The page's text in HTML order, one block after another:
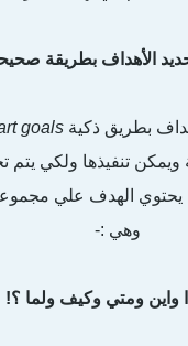
الأهداف بطريقة
بطريق ذكيةgoals
ويمكن تنفيذها ولكي يتم
يحتوي الهدف علي
وهي :-